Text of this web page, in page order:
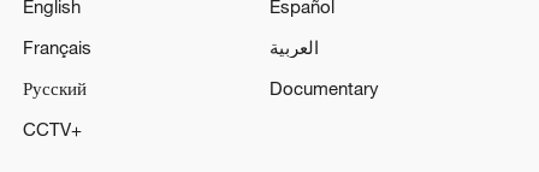
English
Español
Français
العربية
Русский
Documentary
CCTV+